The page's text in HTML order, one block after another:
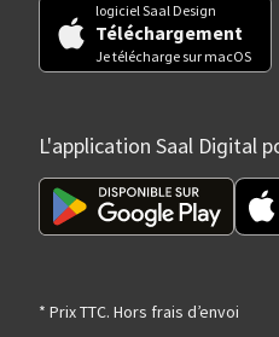
logiciel Saal Design
Téléchargement
Je télécharge sur macOS
L'application Saal Digital
* Prix TTC. Hors frais d’envoi